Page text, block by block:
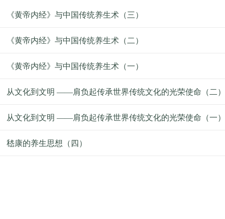
《黄帝内经》与中国传统养生术（三）
《黄帝内经》与中国传统养生术（二）
《黄帝内经》与中国传统养生术（一）
从文化到文明 ——肩负起传承世界传统文化的光荣使命（二）
从文化到文明 ——肩负起传承世界传统文化的光荣使命（一）
嵇康的养生思想（四）